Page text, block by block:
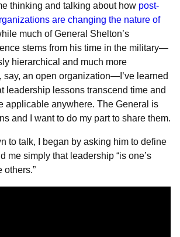
thinking and talking about how post-
are changing the nature of
much of General Shelton’s
stems from his time in the military—
hierarchical and much more
say, an open organization—I’ve learned
leadership lessons transcend time and
applicable anywhere. The General is
and I want to do my part to share them.
to talk, I began by asking him to define
me simply that leadership “is one’s
others.”